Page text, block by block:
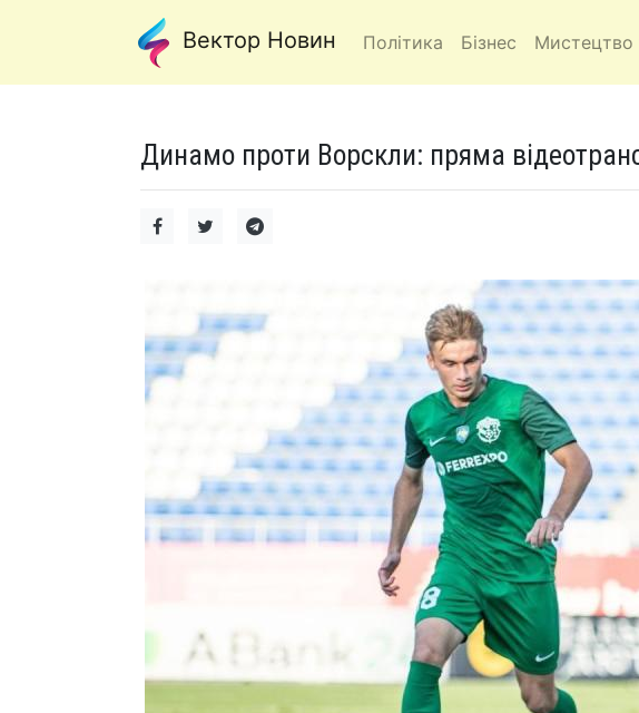
Вектор Новин Політика Бізнес Мистецтво
Динамо проти Ворскли: пряма